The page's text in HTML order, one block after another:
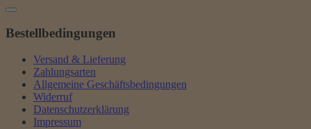
Bestellbedingungen
Versand & Lieferung
Zahlungsarten
Allgemeine Geschäftsbedingungen
Widerruf
Datenschutzerklärung
Impressum